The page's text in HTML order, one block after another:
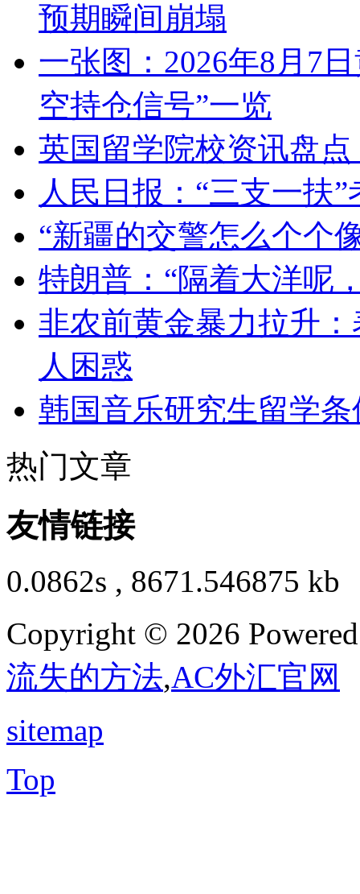
预期瞬间崩塌
一张图：2026年8月7
空持仓信号”一览
英国留学院校资讯盘点
人民日报：“三支一扶
“新疆的交警怎么个个
特朗普：“隔着大洋呢
非农前黄金暴力拉升
人困惑
韩国音乐研究生留学
热门文章
友情链接
0.0862s , 8671.546875 kb
Copyright © 2026
流失的方法,AC外汇官网
sitemap
Top